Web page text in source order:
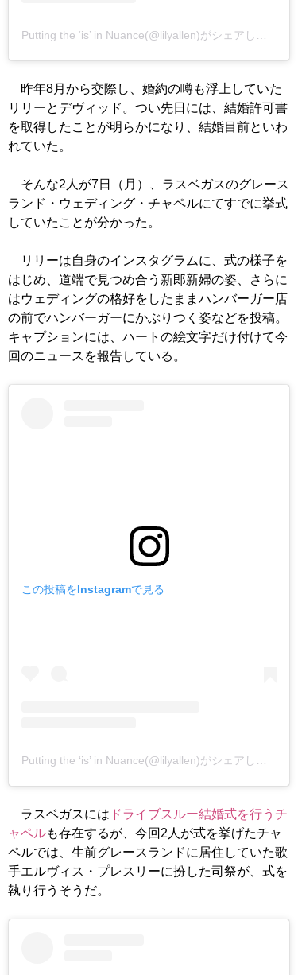
Putting the ‘is’ in Nuance(@lilyallen)がシェアした投稿
昨年8月から交際し、婚約の噂も浮上していた
リリーとデヴィッド。つい先日には、結婚許可書
を取得したことが明らかになり、結婚目前といわ
れていた。
そんな2人が7日（月）、ラスベガスのグレース
ランド・ウェディング・チャペルにてすでに挙式
していたことが分かった。
リリーは自身のインスタグラムに、式の様子を
はじめ、道端で見つめ合う新郎新婦の姿、さらに
はウェディングの格好をしたままハンバーガー店
の前でハンバーガーにかぶりつく姿などを投稿。
キャプションには、ハートの絵文字だけ付けて今
回のニュースを報告している。
この投稿をInstagramで見る
ラスベガスには ドライブスルー結婚式を行うチ
ャペルも存在するが、今回2人が式を挙げたチャ
ペルでは、生前グレースランドに居住していた歌
手エルヴィス・プレスリーに扮した司祭が、式を
執り行うそうだ。